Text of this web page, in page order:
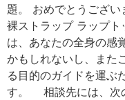
題。 おめでとうござ
裸ストラップ ラップ
は、あなたの全身の感
かもしれないし、また
る目的のガイドを運ぶ
す。 相談先には、次